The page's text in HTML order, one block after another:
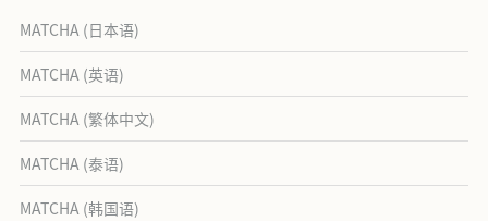
MATCHA (日本语)
MATCHA (英语)
MATCHA (繁体中文)
MATCHA (泰语)
MATCHA (韩国语)